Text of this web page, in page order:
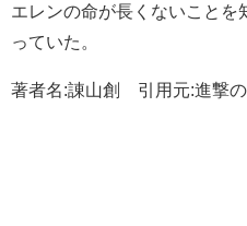
エレンの命が長くないことを
っていた。
著者名:諌山創 引用元:進撃